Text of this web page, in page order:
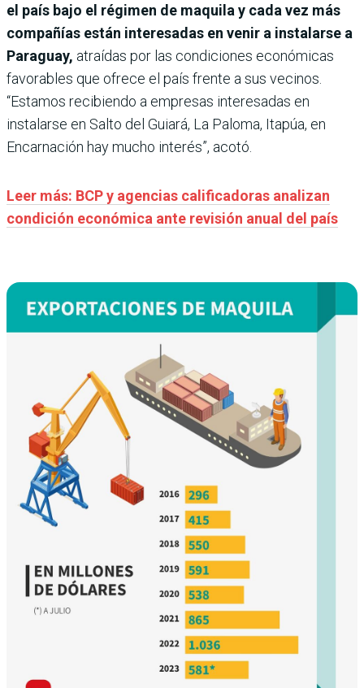
el país bajo el régimen de maquila y cada vez más
compañías están interesadas en venir a instalarse a
Paraguay, atraídas por las condiciones económicas
favorables que ofrece el país frente a sus vecinos.
“Estamos recibiendo a empresas interesadas en
instalarse en Salto del Guiará, La Paloma, Itapúa, en
Encarnación hay mucho interés”, acotó.
Leer más: BCP y agencias calificadoras analizan
condición económica ante revisión anual del país